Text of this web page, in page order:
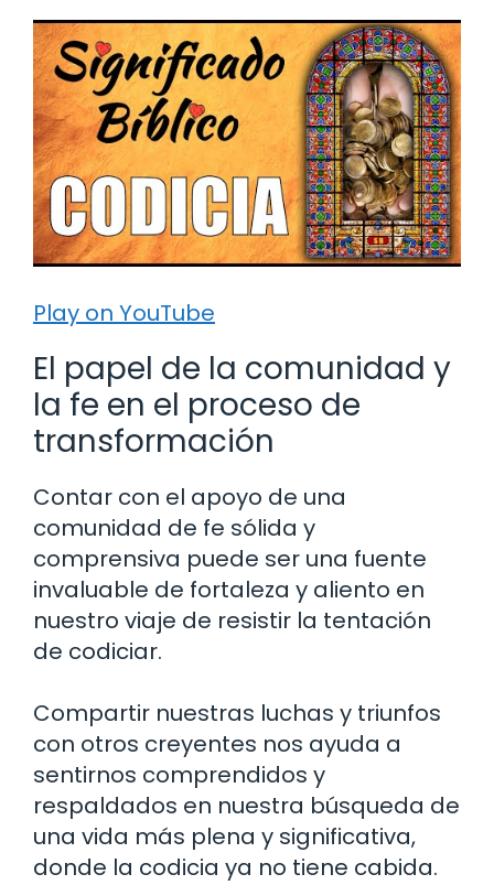
Play on YouTube
El papel de la comunidad y
la fe en el proceso de
transformación
Contar con el apoyo de una
comunidad de fe sólida y
comprensiva puede ser una fuente
invaluable de fortaleza y aliento en
nuestro viaje de resistir la tentación
de codiciar.
Compartir nuestras luchas y triunfos
con otros creyentes nos ayuda a
sentirnos comprendidos y
respaldados en nuestra búsqueda de
una vida más plena y significativa,
donde la codicia ya no tiene cabida.